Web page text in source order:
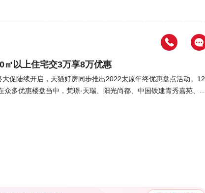
河湿地公园、森林公园），为北城核心富氧之地，720°打造全景
㎡以上住宅交3万享8万优惠
促陆续开启，天猫好房同步推出2022太原年终优惠盘点活动。12
多优惠楼盘当中，梵璟·天瑞、阳光尚都、中国铁建青秀嘉苑、旭
龙樾府约22000元/㎡，太原天悦9888元/㎡，相比之下，阳光尚都
房屋质量、装修品质、教育配套等因素，阳光尚都与同板块二手